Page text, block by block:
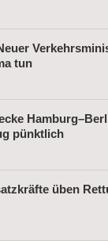
tun
pünktlich
üben